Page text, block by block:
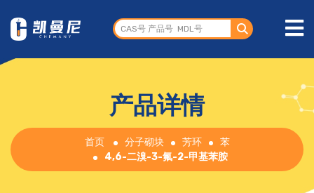
产品详情
首页 分子砌块 芳环
苯
4,6-二溴-3-氟-2-甲基苯胺